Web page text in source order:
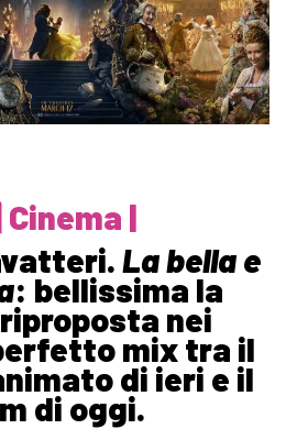
Cinema |
La bella e
: bellissima la
nei
mix tra il
di ieri e il
di oggi.